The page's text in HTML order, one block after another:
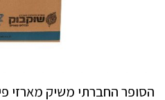
הסופר החברתי משיק מארזי